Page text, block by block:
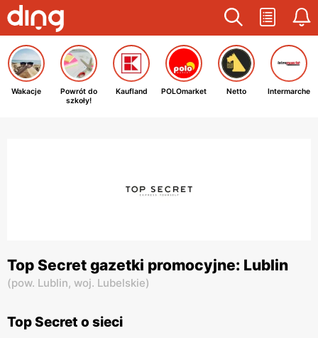
Wakacje
Powrót do
szkoły!
Kaufland POLOmarket Netto Intermarche
Top Secret gazetki promocyjne: Lublin
(pow. Lublin, woj. Lubelskie)
Top Secret o sieci